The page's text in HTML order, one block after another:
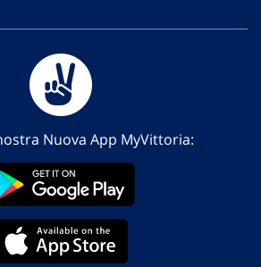
Nuova App MyVittoria: